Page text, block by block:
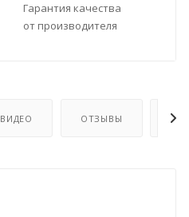
Гарантия качества
от производителя
ВИДЕО ОТЗЫВЫ